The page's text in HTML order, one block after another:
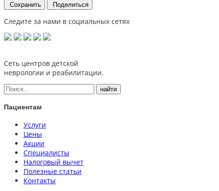
Сохранить Поделиться
Следите за нами в социальных сетях
Сеть центров детской
неврологии и реабилитации.
Пациентам
Услуги
Цены
Акции
Специалисты
Налоговый вычет
Полезные статьи
Контакты